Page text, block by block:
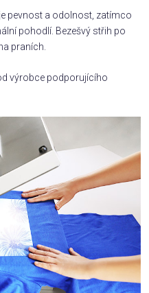
pevnost a odolnost, zatímco
pohodlí. Bezešvý střih po
praních.
výrobce podporujícího